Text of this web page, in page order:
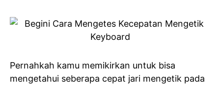
Pernahkah kamu memikirkan untuk bisa
mengetahui seberapa cepat jari mengetik pada